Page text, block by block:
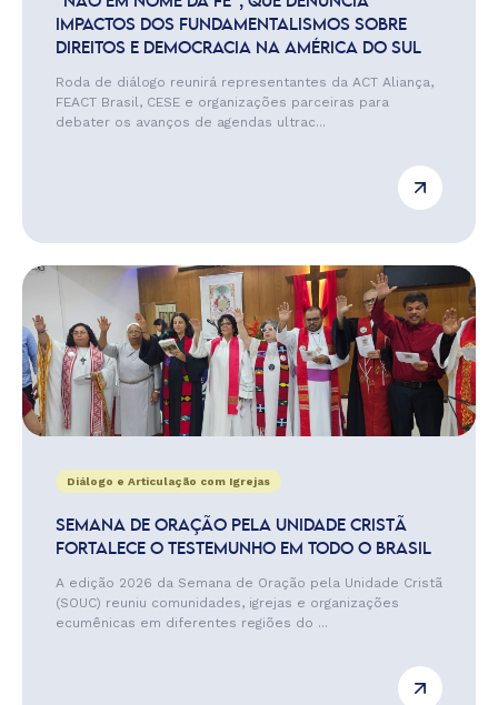
IMPACTOS DOS FUNDAMENTALISMOS SOBRE
DIREITOS E DEMOCRACIA NA AMÉRICA DO SUL
Roda de diálogo reunirá representantes da ACT Aliança,
FEACT Brasil, CESE e organizações parceiras para
debater os avanços de agendas ultrac...
Diálogo e Articulação com Igrejas
SEMANA DE ORAÇÃO PELA UNIDADE CRISTÃ
FORTALECE O TESTEMUNHO EM TODO O BRASIL
A edição 2026 da Semana de Oração pela Unidade Cristã
(SOUC) reuniu comunidades, igrejas e organizações
ecumênicas em diferentes regiões do ...